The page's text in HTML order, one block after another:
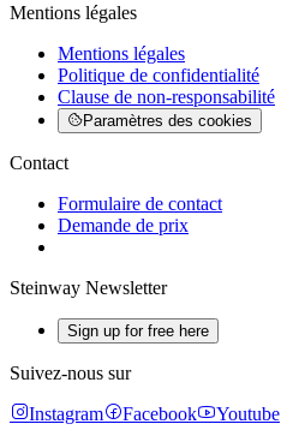
Mentions légales
Mentions légales
Politique de confidentialité
Clause de non-responsabilité
Paramètres des cookies
Contact
Formulaire de contact
Demande de prix
Steinway Newsletter
Sign up for free here
Suivez-nous sur
Instagram
Facebook Youtube